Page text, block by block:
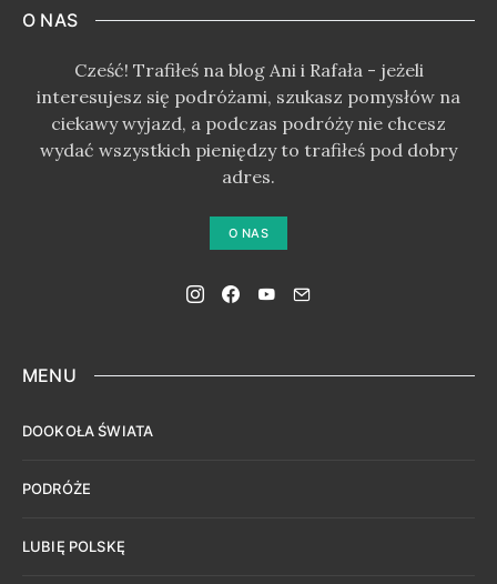
O NAS
Cześć! Trafiłeś na blog Ani i Rafała - jeżeli
interesujesz się podróżami, szukasz pomysłów na
ciekawy wyjazd, a podczas podróży nie chcesz
wydać wszystkich pieniędzy to trafiłeś pod dobry
adres.
O NAS
MENU
DOOKOŁA ŚWIATA
PODRÓŻE
LUBIĘ POLSKĘ